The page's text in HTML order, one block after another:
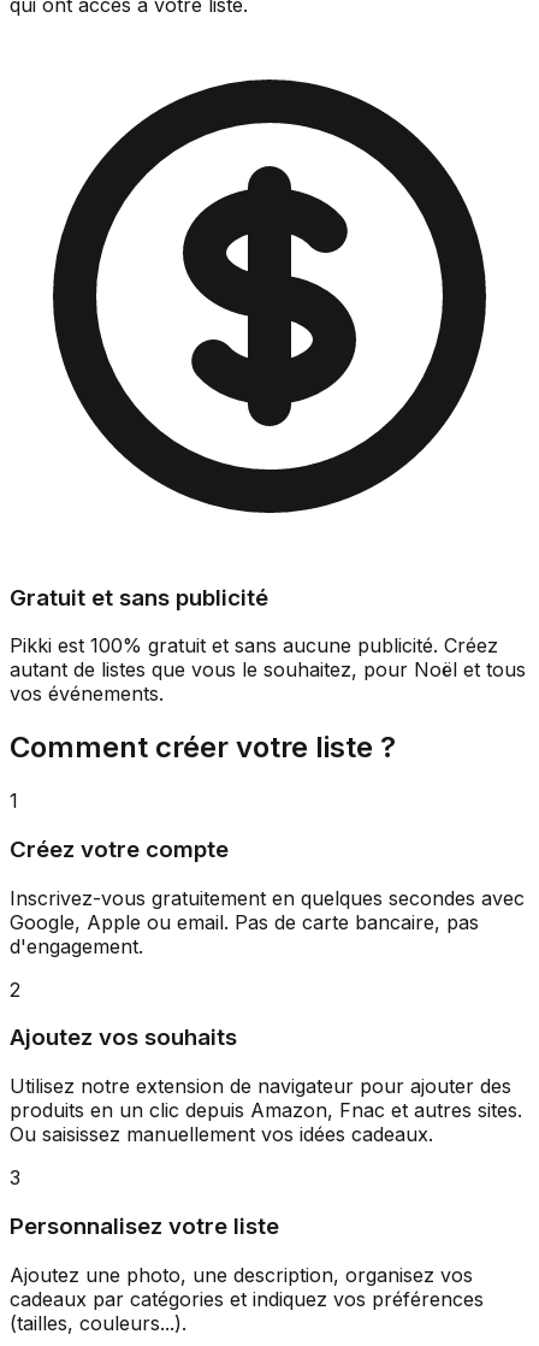
Gratuit et sans publicité
Pikki est 100% gratuit et sans aucune publicité. Créez
autant de listes que vous le souhaitez, pour Noël et tous
vos événements.
Comment créer votre liste ?
1
Créez votre compte
Inscrivez-vous gratuitement en quelques secondes avec
Google, Apple ou email. Pas de carte bancaire, pas
d'engagement.
2
Ajoutez vos souhaits
Utilisez notre extension de navigateur pour ajouter des
produits en un clic depuis Amazon, Fnac et autres sites.
Ou saisissez manuellement vos idées cadeaux.
3
Personnalisez votre liste
Ajoutez une photo, une description, organisez vos
cadeaux par catégories et indiquez vos préférences
(tailles, couleurs...).